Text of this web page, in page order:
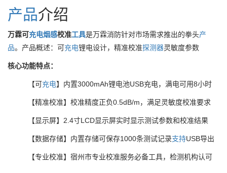
产品介绍
万霖可充电烟感校准工具是万霖消防针对市场需求推出的拳头产
品。产品概述：可充电锂电设计，精准校准探测器灵敏度参数
核心功能特点：
【可充电】内置3000mAh锂电池USB充电，满电可用8小时
【精准校准】校准精度正负0.5dB/m，满足灵敏度校准要求
【显示屏】2.4寸LCD显示屏实时显示测试参数和校准结果
【数据存储】内置存储可保存1000条测试记录支持USB导出
【专业校准】宿州市专业校准服务必备工具，检测机构认可